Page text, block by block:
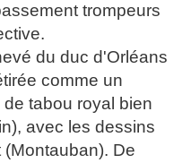
trompeurs
du duc d'Orléans
comme un
tabou royal bien
avec les dessins
De